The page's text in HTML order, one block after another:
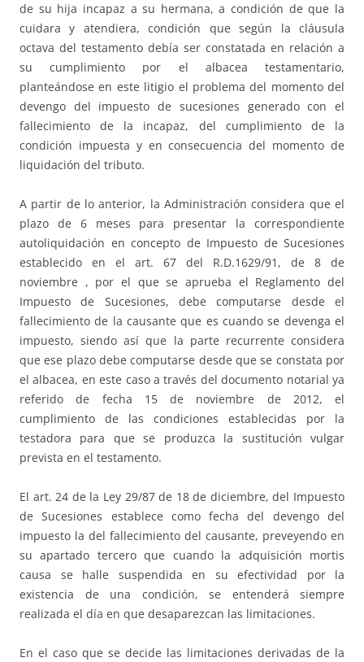
de su hija incapaz a su hermana, a condición de que la
cuidara y atendiera, condición que según la cláusula
octava del testamento debía ser constatada en relación a
su cumplimiento por el albacea testamentario,
planteándose en este litigio el problema del momento del
devengo del impuesto de sucesiones generado con el
fallecimiento de la incapaz, del cumplimiento de la
condición impuesta y en consecuencia del momento de
liquidación del tributo.
A partir de lo anterior, la Administración considera que el
plazo de 6 meses para presentar la correspondiente
autoliquidación en concepto de Impuesto de Sucesiones
establecido en el art. 67 del R.D.1629/91, de 8 de
noviembre , por el que se aprueba el Reglamento del
Impuesto de Sucesiones, debe computarse desde el
fallecimiento de la causante que es cuando se devenga el
impuesto, siendo así que la parte recurrente considera
que ese plazo debe computarse desde que se constata por
el albacea, en este caso a través del documento notarial ya
referido de fecha 15 de noviembre de 2012, el
cumplimiento de las condiciones establecidas por la
testadora para que se produzca la sustitución vulgar
prevista en el testamento.
El art. 24 de la Ley 29/87 de 18 de diciembre, del Impuesto
de Sucesiones establece como fecha del devengo del
impuesto la del fallecimiento del causante, preveyendo en
su apartado tercero que cuando la adquisición mortis
causa se halle suspendida en su efectividad por la
existencia de una condición, se entenderá siempre
realizada el día en que desaparezcan las limitaciones.
En el caso que se decide las limitaciones derivadas de la